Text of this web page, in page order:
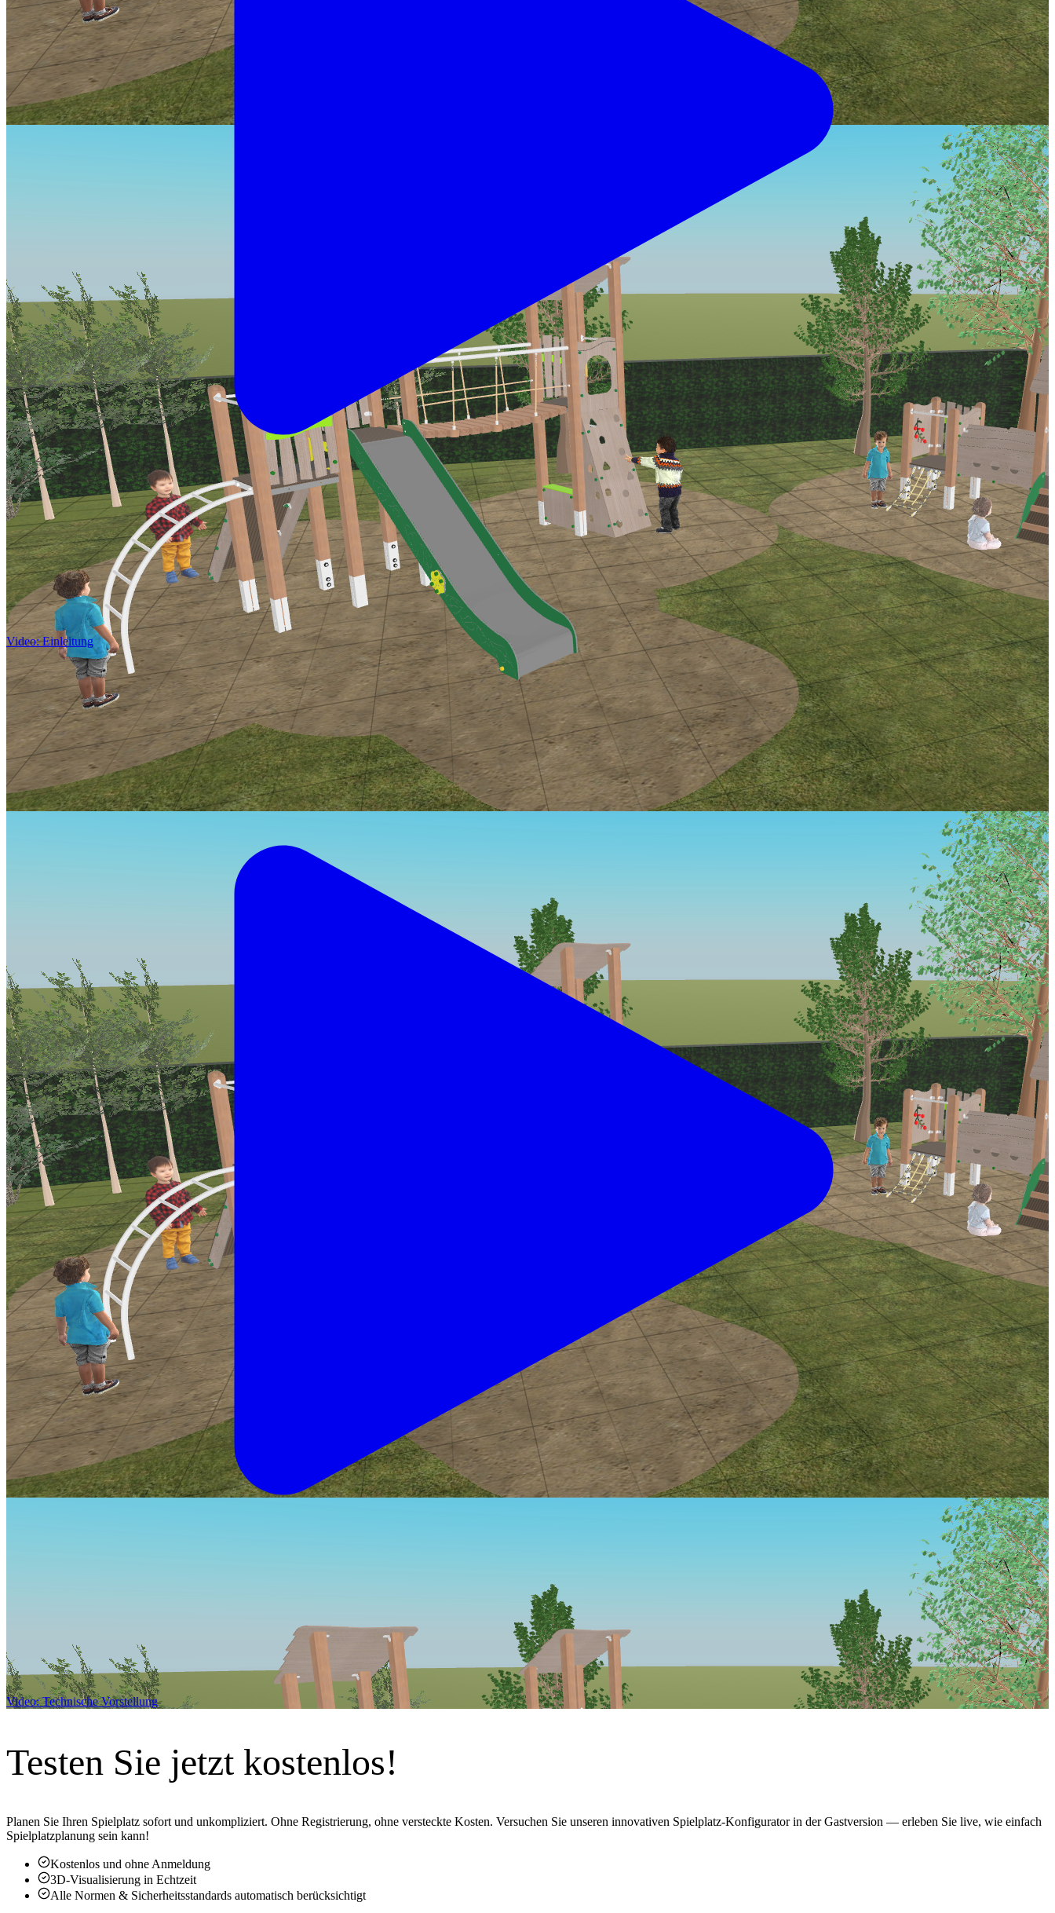
Video:Einleitung
Video:Technische Vorstellung
Testen Sie jetzt kostenlos!
Planen Sie Ihren Spielplatz sofort und unkompliziert. Ohne Registrierung, ohne versteckte Kosten. Versuchen Sie unseren innovativen Spielplatz-Konfigurator in der Gastversion — erleben Sie live, wie einfach
Spielplatzplanung sein kann!
Kostenlos und ohne Anmeldung
3D-Visualisierung in Echtzeit
Alle Normen & Sicherheitsstandards automatisch berücksichtigt